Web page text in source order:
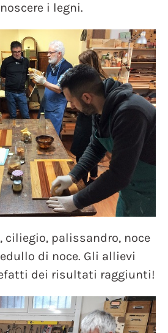
i legni.
ciliegio, palissandro, noce
di noce. Gli allievi
dei risultati raggiunti!